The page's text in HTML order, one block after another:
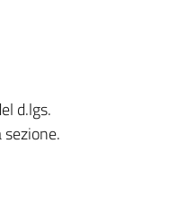
d.lgs.